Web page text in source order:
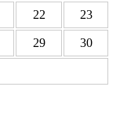
22 23
29 30